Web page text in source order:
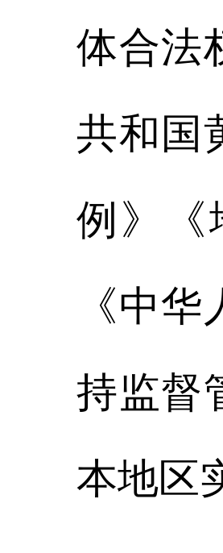
体合法
共和国
例》《
《中
持监督
本地区